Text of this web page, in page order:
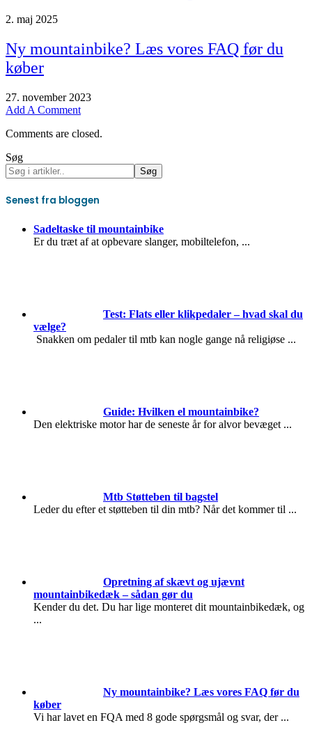
2. maj 2025
Ny mountainbike? Læs vores FAQ før du
køber
27. november 2023
Add A Comment
Comments are closed.
Søg
Søg
Senest fra bloggen
Sadeltaske til mountainbike
Er du træt af at opbevare slanger, mobiltelefon, ...
Test: Flats eller klikpedaler – hvad skal du
vælge?
Snakken om pedaler til mtb kan nogle gange nå religiøse ...
Guide: Hvilken el mountainbike?
Den elektriske motor har de seneste år for alvor bevæget ...
Mtb Støtteben til bagstel
Leder du efter et støtteben til din mtb? Når det kommer til ...
Opretning af skævt og ujævnt
mountainbikedæk – sådan gør du
Kender du det. Du har lige monteret dit mountainbikedæk, og
...
Ny mountainbike? Læs vores FAQ før du
køber
Vi har lavet en FQA med 8 gode spørgsmål og svar, der ...